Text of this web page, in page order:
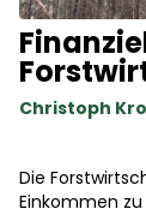
Christoph
Die
Einkommen